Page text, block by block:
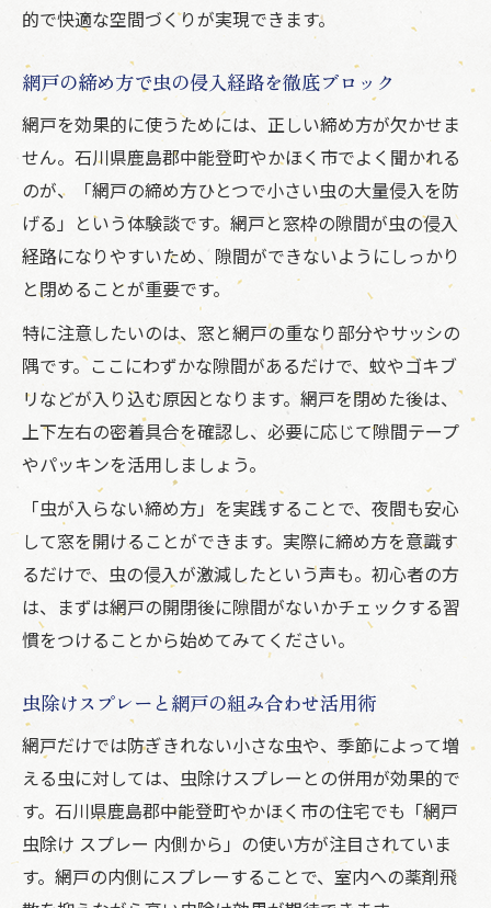
的で快適な空間づくりが実現できます。
網戸の締め方で虫の侵入経路を徹底ブロック
網戸を効果的に使うためには、正しい締め方が欠かせま
せん。石川県鹿島郡中能登町やかほく市でよく聞かれる
のが、「網戸の締め方ひとつで小さい虫の大量侵入を防
げる」という体験談です。網戸と窓枠の隙間が虫の侵入
経路になりやすいため、隙間ができないようにしっかり
と閉めることが重要です。
特に注意したいのは、窓と網戸の重なり部分やサッシの
隅です。ここにわずかな隙間があるだけで、蚊やゴキブ
リなどが入り込む原因となります。網戸を閉めた後は、
上下左右の密着具合を確認し、必要に応じて隙間テープ
やパッキンを活用しましょう。
「虫が入らない締め方」を実践することで、夜間も安心
して窓を開けることができます。実際に締め方を意識す
るだけで、虫の侵入が激減したという声も。初心者の方
は、まずは網戸の開閉後に隙間がないかチェックする習
慣をつけることから始めてみてください。
虫除けスプレーと網戸の組み合わせ活用術
網戸だけでは防ぎきれない小さな虫や、季節によって増
える虫に対しては、虫除けスプレーとの併用が効果的で
す。石川県鹿島郡中能登町やかほく市の住宅でも「網戸
虫除け スプレー 内側から」の使い方が注目されていま
す。網戸の内側にスプレーすることで、室内への薬剤飛